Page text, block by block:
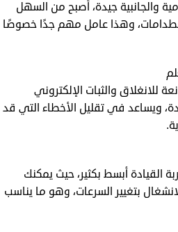
والجانبية جيدة، أصبح من السهل
وهذا عامل مهم جدًا خصوصًا
للانغلاق والثبات الإلكتروني
ويساعد في تقليل الأخطاء التي قد
القيادة أبسط بكثير، حيث يمكنك
بتغيير السرعات، وهو ما يناسب